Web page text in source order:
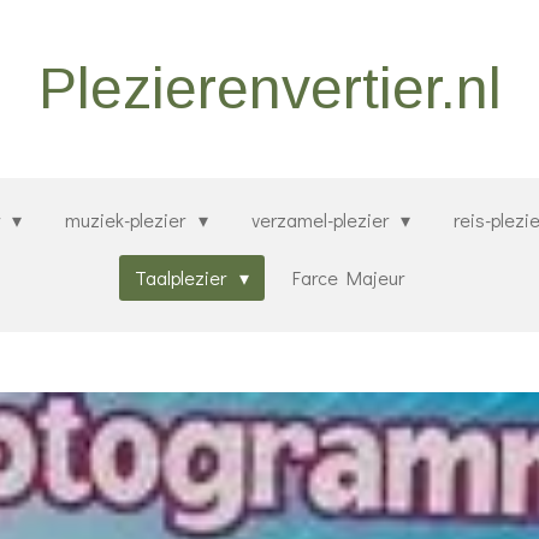
Plezierenvertier.nl
muziek-plezier verzamel-plezier reis-
Taalplezier Farce Majeur